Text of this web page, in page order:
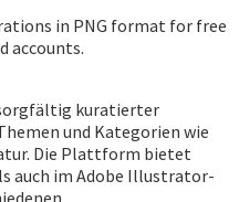
in PNG format for free
accounts.
kuratierter
und Kategorien wie
Die Plattform bietet
auch im Adobe Illustrator-